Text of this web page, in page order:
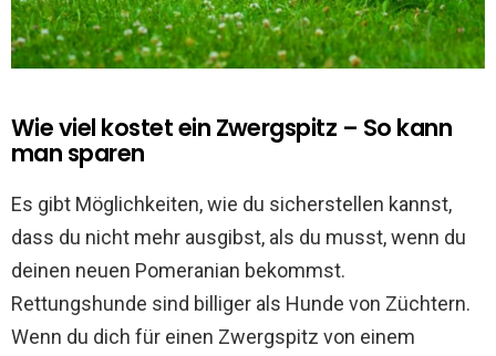
Wie viel kostet ein Zwergspitz – So kann
man sparen
Es gibt Möglichkeiten, wie du sicherstellen kannst,
dass du nicht mehr ausgibst, als du musst, wenn du
deinen neuen Pomeranian bekommst.
Rettungshunde sind billiger als Hunde von Züchtern.
Wenn du dich für einen Zwergspitz von einem